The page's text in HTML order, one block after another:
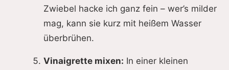
Zwiebel hacke ich ganz fein – wer’s milder
mag, kann sie kurz mit heißem Wasser
überbrühen.
Vinaigrette mixen: In einer kleinen